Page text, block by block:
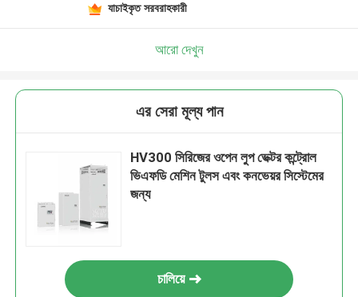
যাচাইকৃত সরবরাহকারী
আরো দেখুন
এর সেরা মূল্য পান
HV300 সিরিজের ওপেন লুপ ভেক্টর কন্ট্রোল
ভিএফডি মেশিন টুলস এবং কনভেয়র সিস্টেমের
জন্য
চালিয়ে